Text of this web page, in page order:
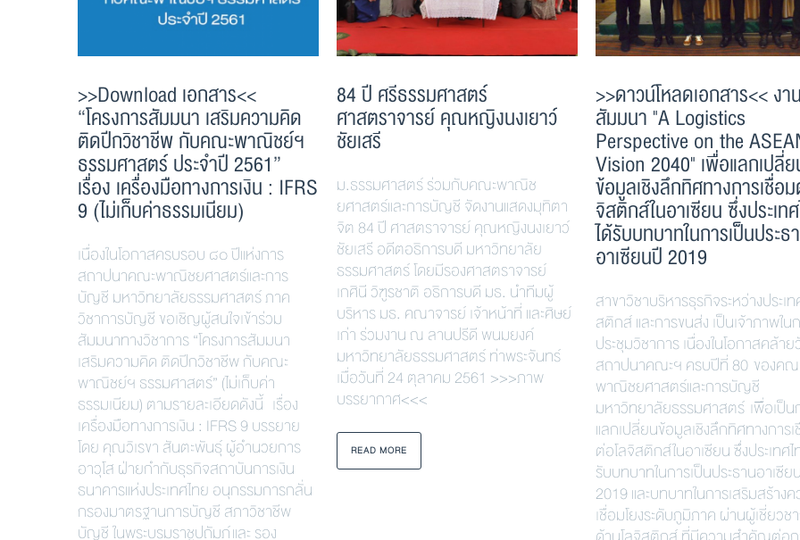
>>Download เอกสาร<<
“โครงการสัมมนา เสริมความคิด
ติดปีกวิชาชีพ กับคณะพาณิชย์ฯ
ธรรมศาสตร์ ประจำปี 2561”
เรื่อง เครื่องมือทางการเงิน : IFRS
9 (ไม่เก็บค่าธรรมเนียม)
เนื่องในโอกาสครบรอบ ๘๐ ปีแห่งการ
สถาปนาคณะพาณิชยศาสตร์และการ
บัญชี มหาวิทยาลัยธรรมศาสตร์ ภาค
วิชาการบัญชี ขอเชิญผู้สนใจเข้าร่วม
สัมมนาทางวิชาการ “โครงการสัมมนา
เสริมความคิด ติดปีกวิชาชีพ กับคณะ
พาณิชย์ฯ ธรรมศาสตร์” (ไม่เก็บค่า
ธรรมเนียม) ตามรายละเอียดดังนี้ เรื่อง
เครื่องมือทางการเงิน : IFRS 9 บรรยาย
โดย คุณวิเรขา สันตะพันธุ์ ผู้อำนวยการ
อาวุโส ฝ่ายกำกับธุรกิจสถาบันการเงิน
ธนาคารแห่งประเทศไทย อนุกรรมการกลั่น
กรองมาตรฐานการบัญชี สภาวิชาชีพ
บัญชี ในพระบรมราชูปถัมภ์ และ รอง
84 ปี ศรีธรรมศาสตร์
ศาสตราจารย์ คุณหญิงนงเยาว์
ชัยเสรี
ม.ธรรมศาสตร์ ร่วมกับคณะพาณิช
ยศาสตร์และการบัญชี จัดงานแสดงมุทิตา
จิต 84 ปี ศาสตราจารย์ คุณหญิงนงเยาว์
ชัยเสรี อดีตอธิการบดี มหาวิทยาลัย
ธรรมศาสตร์ โดยมีรองศาสตราจารย์
เกศินี วิฑูรชาติ อธิการบดี มธ. นำทีมผู้
บริหาร มธ. คณาจารย์ เจ้าหน้าที่ และศิษย์
เก่า ร่วมงาน ณ ลานปรีดี พนมยงค์
มหาวิทยาลัยธรรมศาสตร์ ท่าพระจันทร์
เมื่อวันที่ 24 ตุลาคม 2561 >>>ภาพ
บรรยากาศ<<<
READ MORE
>>ดาวน์โหลดเอกสาร<< งาน
สัมมนา "A Logistics
Perspective on the
Vision 2040" เพื่อแลกเปลี่
ข้อมูลเชิงลึกทิศทางการเชื่อ
จิสติกส์ในอาเซียน ซึ่งประเท
ได้รับบทบาทในการเป็นประธ
อาเซียนปี 2019
สาขาวิชาบริหารธุรกิจระหว่างประเท
สติกส์ และการขนส่ง เป็นเจ้าภาพใน
ประชุมวิชาการ เนื่องในโอกาสคล้า
สถาปนาคณะฯ ครบปีที่ 80 ของคณ
พาณิชยศาสตร์และการบัญชี
มหาวิทยาลัยธรรมศาสตร์ เพื่อเป็น
แลกเปลี่ยนข้อมูลเชิงลึกทิศทางการ
ต่อโลจิสติกส์ในอาเซียน ซึ่งประเทศไ
รับบทบาทในการเป็นประธานอาเซีย
2019 และบทบาทในการเสริมสร้าง
เชื่อมโยงระดับภูมิภาค ผ่านผู้เชี่ยว